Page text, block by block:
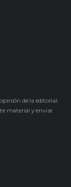
de la editorial.
material y enviar